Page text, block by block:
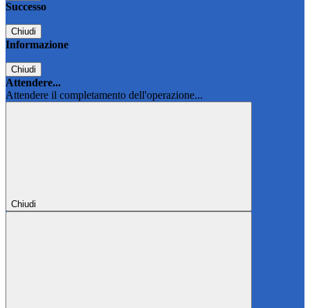
Successo
Chiudi
Informazione
Chiudi
Attendere...
Attendere il completamento dell'operazione...
Chiudi